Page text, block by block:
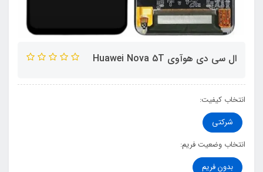
ال سی دی هوآوی Huawei Nova 5T
انتخاب کیفیت:
شرکتی
انتخاب وضعیت فریم:
بدون فریم